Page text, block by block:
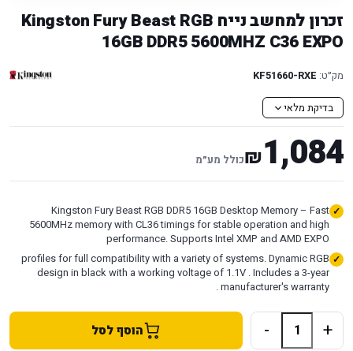
זכרון למחשב נייח Kingston Fury Beast RGB
16GB DDR5 5600MHZ C36 EXPO
מק״ט: KF51660-RXE
בדיקת מלאי
1,084
₪כולל מע״מ
Kingston Fury Beast RGB DDR5 16GB Desktop Memory – Fast
5600MHz memory with CL36 timings for stable operation and high
performance. Supports Intel XMP and AMD EXPO
profiles for full compatibility with a variety of systems. Dynamic RGB
design in black with a working voltage of 1.1V . Includes a 3-year
manufacturer's warranty .
+
- הוסף לסל